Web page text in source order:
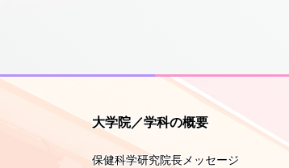
大学院／学科の概要
保健科学研究院長メッセージ